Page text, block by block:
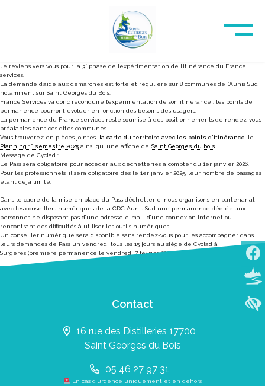
Je reviens vers vous pour la 3° phase de l’expérimentation de l’itinérance du France
services.
La demande d’aide aux démarches est forte et régulière sur 8 communes de l’Aunis Sud,
notamment sur Saint Georges du Bois.
France Services va donc reconduire l’expérimentation de son itinérance : les points de
permanence pourront évoluer en fonction des besoins des usagers.
La permanence du France services reste soumise à des positionnements de rendez-vous
préalables dans ces dites communes.
Vous trouverez en pièces jointes la carte du territoire avec les points d’itinérance , le
Planning 1° semestre 2025 ainsi qu’ une affiche de Saint Georges du bois
Message de Cyclad :
L e Pass sera obligatoire pour accéder aux déchetteries à compter du 1er janvier 2026
Pour les professionnels, il sera obligatoire dès le 1er janvier 2025 , leur nombre de passages
étant déjà limité.
Dans le cadre de la mise en place du Pass déchetterie, nous organisons en partenariat
avec les conseillers numériques de la CDC Aunis Sud une permanence dédiée aux
personnes ne disposant pas d’une adresse e-mail, d’une connexion Internet ou
rencontrant des difficultés à utiliser les outils numériques.
Un conseiller numérique sera disponible sans rendez-vous pour les accompagner dans
leurs demandes de Pass un vendredi tous les 15 jours au siège de Cyclad à
Surgères (première permanence le vendredi 7 février 2025).
Contact
16 rue des Distilleries 17700
Saint Georges du Bois
05 46 27 97 31
En cas d’urgence uniquement et en dehors